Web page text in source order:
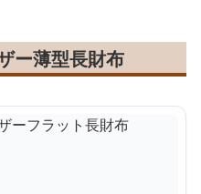
ー薄型長財布